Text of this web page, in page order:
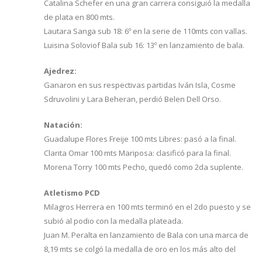
Catalina Schefer en una gran carrera consiguió la medalla
de plata en 800 mts.
Lautara Sanga sub 18: 6º en la serie de 110mts con vallas.
Luisina Soloviof Bala sub 16: 13º en lanzamiento de bala.
Ajedrez:
Ganaron en sus respectivas partidas Iván Isla, Cosme
Sdruvolini y Lara Beheran, perdió Belen Dell Orso.
Natación:
Guadalupe Flores Freije 100 mts Libres: pasó a la final.
Clarita Omar 100 mts Mariposa: clasificó para la final.
Morena Torry 100 mts Pecho, quedó como 2da suplente.
Atletismo PCD
Milagros Herrera en 100 mts terminó en el 2do puesto y se
subió al podio con la medalla plateada.
Juan M. Peralta en lanzamiento de Bala con una marca de
8,19 mts se colgó la medalla de oro en los más alto del